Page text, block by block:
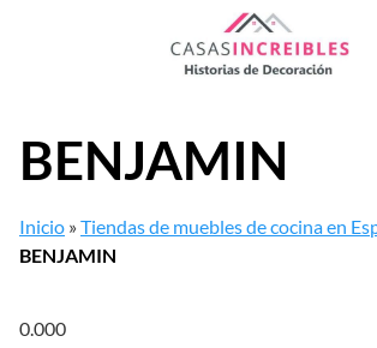
BENJAMIN
Inicio »Tiendas de muebles de cocina en
BENJAMIN
0.000